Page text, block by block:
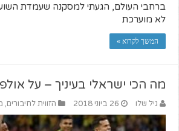
ברחבי העולם, הגעתי למסקנה שעמדת
לא מוערכת
המשך לקרוא »
מה הכי ישראלי בעיניך – על
גיל שלו 26 ביוני 2018 הזווית לחיבורים,